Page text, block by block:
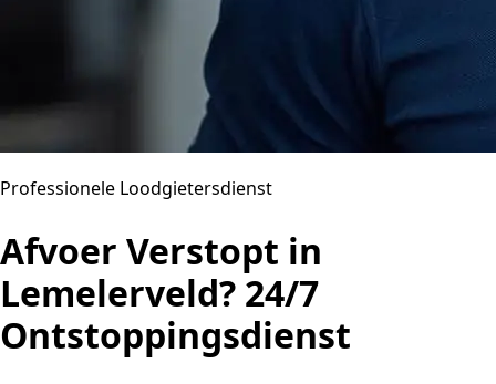
Professionele Loodgietersdienst
Afvoer Verstopt in
Lemelerveld? 24/7
Ontstoppingsdienst